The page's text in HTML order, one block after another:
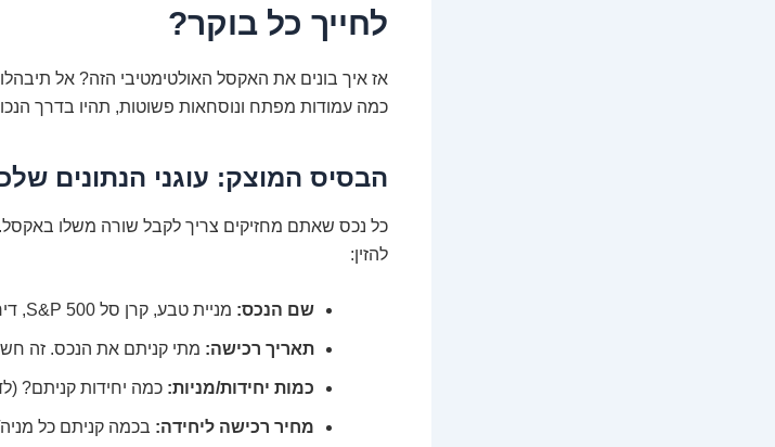
לחייך כל בוקר?
אז איך בונים את האקסל האולטימטיבי הזה? אל
כמה עמודות מפתח ונוסחאות פשוטות, תהיו בדרך
הבסיס המוצק: עוגני הנתונים
כל נכס שאתם מחזיקים צריך לקבל שורה משלו
להזין:
שם הנכס: מניית טבע, קרן סל S&P 500, דירה בברלין, וכו'.
תאריך רכישה: מתי קניתם את הנכס. זה
כמות יחידות/מניות: כמה יחידות קניתם? (לדוגמה, 100 מניות, או 0.5
מחיר רכישה ליחידה: בכמה קניתם כל